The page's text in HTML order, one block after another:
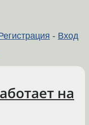
- Вход
на